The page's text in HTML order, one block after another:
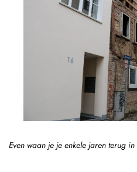
Even waan je je enkele jaren terug